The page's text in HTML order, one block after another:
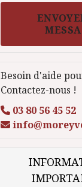
Besoin d'aide
Contactez-nous !
03 80 56 45 52